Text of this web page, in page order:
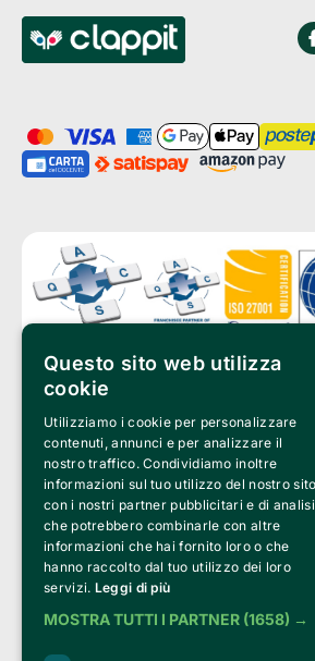
Clappit è un marchio di proprietà di:
Bemils Srl
a Socio Unico
Via Fosse Ardeatine, 4 -20092 Cinisello Balsamo
PI 05589050961
Iscr. C.C.I.A.A. Milano R.E.A. 1833471
© 2010-2025 Bemils Srl - Tutti i diritti riservati
Credits:
Clappit è basato sulla piattaforma di biglietteria
dall’Agenzia delle Entrate con protocollo n. 2025/
2025.
Su Clappit i tuoi acquisti ed i tuoi dati
Questo sito web utilizza
cookie
Utilizziamo i cookie per personalizzare
contenuti, annunci e per analizzare il
nostro traffico. Condividiamo inoltre
informazioni sul tuo utilizzo del nostro sito
con i nostri partner pubblicitari e di analisi
che potrebbero combinarle con altre
informazioni che hai fornito loro o che
hanno raccolto dal tuo utilizzo dei loro
servizi. Leggi di più
MOSTRA TUTTI I PARTNER (1658) →